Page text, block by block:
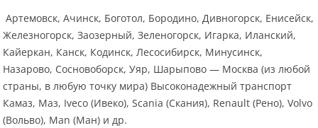
Артемовск, Ачинск, Боготол, Бородино, Дивногорск, Енисейск,
Железногорск, Заозерный, Зеленогорск, Игарка, Иланский,
Кайеркан, Канск, Кодинск, Лесосибирск, Минусинск,
Назарово, Сосновоборск, Уяр, Шарыпово — Москва (из любой
страны, в любую точку мира) Высоконадежный транспорт
Камаз, Маз, Iveco (Ивеко), Scania (Скания), Renault (Рено), Volvo
(Вольво), Man (Ман) и др.